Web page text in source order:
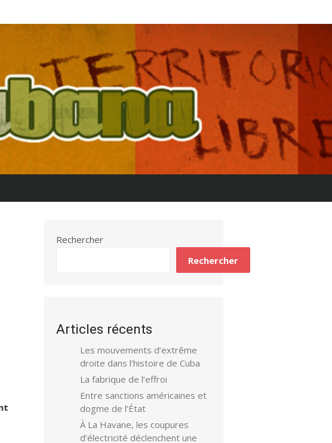
Rechercher
Rechercher
Articles récents
Les mouvements d’extrême
droite dans l’histoire de Cuba
La fabrique de l’effroi
Entre sanctions américaines et
dogme de l’État
À La Havane, les coupures
d’électricité déclenchent une